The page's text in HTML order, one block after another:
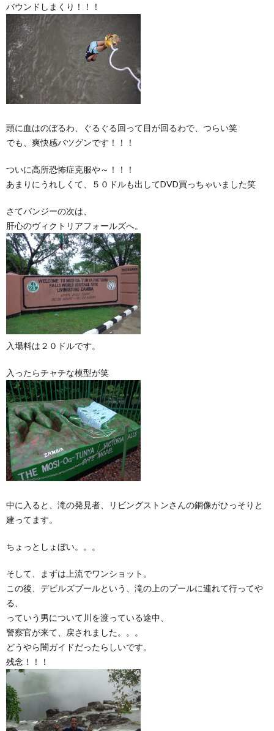
バウンドしまくり！！！
頭に血はのぼるわ、ぐるぐる回って目が回るわで、つらい笑
でも、爽快感バツグンです！！！
ついに高所恐怖症克服や～！！！
あまりにうれしくて、５０ドルも出してDVD買っちゃいました笑
さてバンジーの次は、
肝心のヴィクトリアフォールズへ。
入場料は２０ドルです。
入ったらチャチな模型が笑
中に入ると、滝の発見者、リビングストンさんの銅像がひっそりと
建ってます。
ちょっとしょぼい。。。
そして、まずは上流でワンショット。
この後、デビルズプールという、滝の上のプールに連れて行ってや
る、
っていう男について川を渡っている途中、
警察官が来て、戻されました。。。
どうやら闇ガイドだったらしいです。
残念！！！